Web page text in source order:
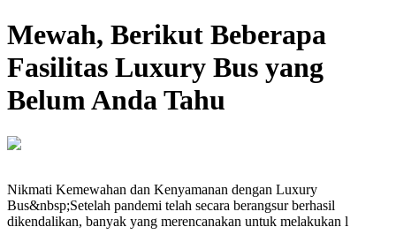
Mewah, Berikut Beberapa
Fasilitas Luxury Bus yang
Belum Anda Tahu
Nikmati Kemewahan dan Kenyamanan dengan Luxury
Bus&nbsp;Setelah pandemi telah secara berangsur berhasil
dikendalikan, banyak yang merencanakan untuk melakukan l